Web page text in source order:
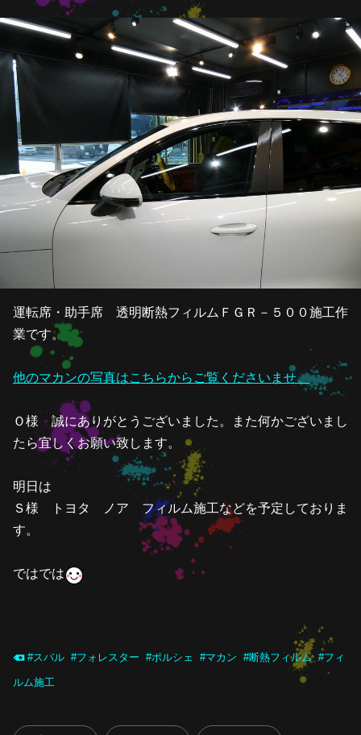
運転席・助手席 透明断熱フィルムＦＧＲ－５００施工作
業です。
他のマカンの写真はこちらからご覧くださいませ。
Ｏ様 誠にありがとうございました。また何かございまし
たら宜しくお願い致します。
明日は
Ｓ様 トヨタ ノア フィルム施工などを予定しておりま
す。
ではでは
#スバル #フォレスター #ポルシェ #マカン #断熱フィルム #フィ
ルム施工